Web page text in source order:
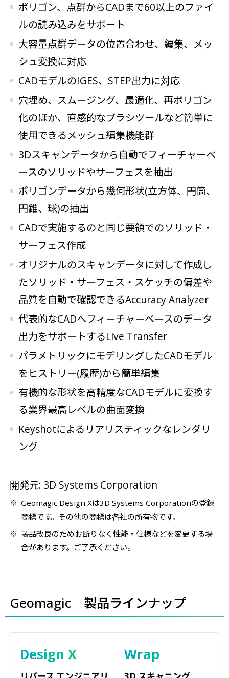
ポリゴン、点群からCADまで60以上のファイ
ルの読み込みをサポート
大容量点群データの位置合わせ、編集、メッ
シュ変換に対応
CADモデルのIGES、STEP出力に対応
穴埋め、スムージング、最適化、再ポリゴン
化のほか、直感的なブラシツールなど簡単に
使用できるメッシュ編集機能群
3Dスキャンデータから自動でフィーチャーベ
ースのソリッドやサーフェスを抽出
ポリゴンデータから幾何形状(立方体、円筒、
円錐、球)の抽出
CADで実施するのと同じ要領でのソリッド・
サーフェス作成
オリジナルのスキャンデータに対して作成し
たソリッド・サーフェス・スケッチの偏差や
品質を自動で確認できるAccuracy Analyzer
代表的なCADへフィーチャーベースのデータ
出力をサポートするLive Transfer
パラメトリックにモデリングしたCADモデル
をヒストリー(履歴)から簡単編集
有機的な形状を高精度なCADモデルに変換す
る業界最高レベルの曲面変換
Keyshotによるリアリスティックなレンダリ
ング
開発元: 3D Systems Corporation
Geomagic Design Xは3D Systems Corporationの登録
商標です。その他の商標は各社の所有物です。
製品改良のためお断りなく性能・仕様などを変更する場
合があります。ご了承ください。
Geomagic 製品ラインナップ
Design X Wrap